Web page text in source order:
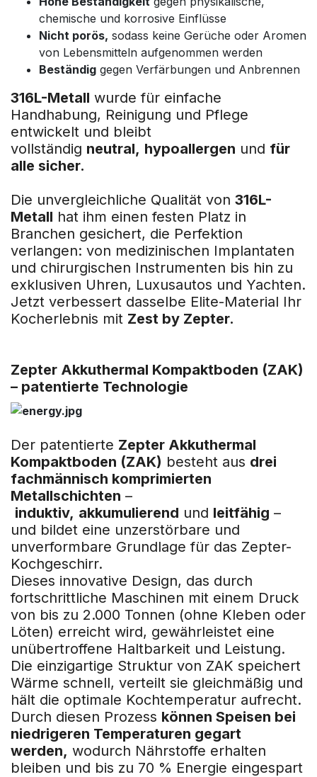
chemische und korrosive Einflüsse
Nicht porös, sodass keine Gerüche oder Aromen
von Lebensmitteln aufgenommen werden
Beständig gegen Verfärbungen und Anbrennen
316L-Metall wurde für einfache
Handhabung, Reinigung und Pflege
entwickelt und bleibt
vollständig neutral, hypoallergen und für
alle sicher.
Die unvergleichliche Qualität von 316L-
Metall hat ihm einen festen Platz in
Branchen gesichert, die Perfektion
verlangen: von medizinischen Implantaten
und chirurgischen Instrumenten bis hin zu
exklusiven Uhren, Luxusautos und Yachten.
Jetzt verbessert dasselbe Elite-Material Ihr
Kocherlebnis mit Zest by Zepter.
Zepter Akkuthermal Kompaktboden (ZAK)
– patentierte Technologie
Der patentierte Zepter Akkuthermal
Kompaktboden (ZAK) besteht aus drei
fachmännisch komprimierten
Metallschichten –
induktiv, akkumulierend und leitfähig –
und bildet eine unzerstörbare und
unverformbare Grundlage für das Zepter-
Kochgeschirr.
Dieses innovative Design, das durch
fortschrittliche Maschinen mit einem Druck
von bis zu 2.000 Tonnen (ohne Kleben oder
Löten) erreicht wird, gewährleistet eine
unübertroffene Haltbarkeit und Leistung.
Die einzigartige Struktur von ZAK speichert
Wärme schnell, verteilt sie gleichmäßig und
hält die optimale Kochtemperatur aufrecht.
Durch diesen Prozess können Speisen bei
niedrigeren Temperaturen gegart
werden, wodurch Nährstoffe erhalten
bleiben und bis zu 70 % Energie eingespart